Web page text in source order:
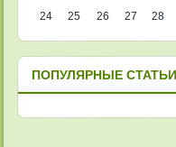
24
25 26 27 28
ПОПУЛЯРНЫЕ СТАТЬИ